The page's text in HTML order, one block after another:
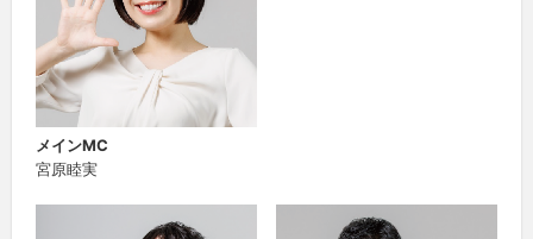
メインMC
宮原睦実